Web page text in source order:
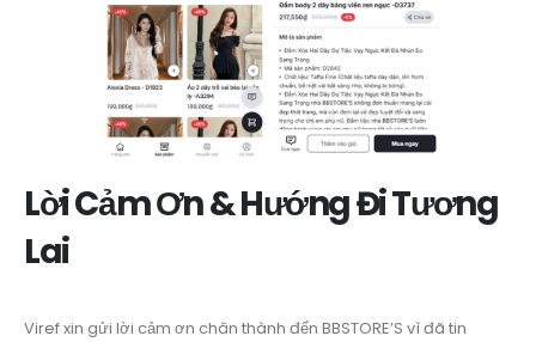
Lời Cảm Ơn & Hướng Đi Tương
Lai
Viref xin gửi lời cảm ơn chân thành đến BBSTORE’S vì đã tin